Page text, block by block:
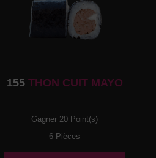
155THON CUIT MAYO
Gagner 20 Point(s)
6 Pièces